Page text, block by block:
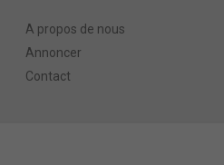
A propos de nous
Annoncer
Contact